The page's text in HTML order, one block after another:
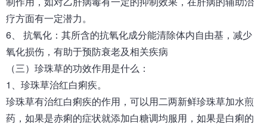
疗方面有一定潜力。
6、 抗氧化：其所含的抗氧化成分能清除体内自由基，减少
氧化损伤，有助于预防衰老及相关疾病
（三）珍珠草的功效作用是什么：
1、珍珠草治红白痢疾。
珍珠草有治红白痢疾的作用，可以用二两新鲜珍珠草加水煎
药，如果是赤痢的症状就添加白糖调均服用，如果是白痢的